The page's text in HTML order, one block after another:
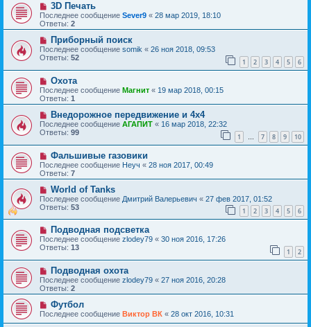
3D Печать
Последнее сообщение Sever9 « 28 мар 2019, 18:10
Ответы: 2
Приборный поиск
Последнее сообщение somik « 26 ноя 2018, 09:53
Ответы: 52 1 2 3 4 5 6
Охота
Последнее сообщение Магнит « 19 мар 2018, 00:15
Ответы: 1
Внедорожное передвижение и 4х4
Последнее сообщение АГАПИТ « 16 мар 2018, 22:32
Ответы: 99 1 … 7 8 9 10
Фальшивые газовики
Последнее сообщение Неуч « 28 ноя 2017, 00:49
Ответы: 7
World of Tanks
Последнее сообщение Дмитрий Валерьевич « 27 фев 2017, 01:52
Ответы: 53 1 2 3 4 5 6
Подводная подсветка
Последнее сообщение zlodey79 « 30 ноя 2016, 17:26
Ответы: 13 1 2
Подводная охота
Последнее сообщение zlodey79 « 27 ноя 2016, 20:28
Ответы: 2
Футбол
Последнее сообщение Виктор ВК « 28 окт 2016, 10:31